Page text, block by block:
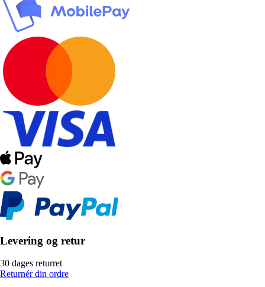
Levering og retur
30 dages returret
Returnér din ordre